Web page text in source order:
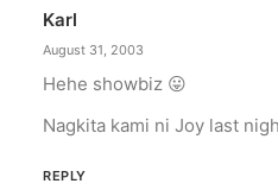
Karl
August 31, 2003
Hehe showbiz 😛
Nagkita kami ni Joy last
REPLY